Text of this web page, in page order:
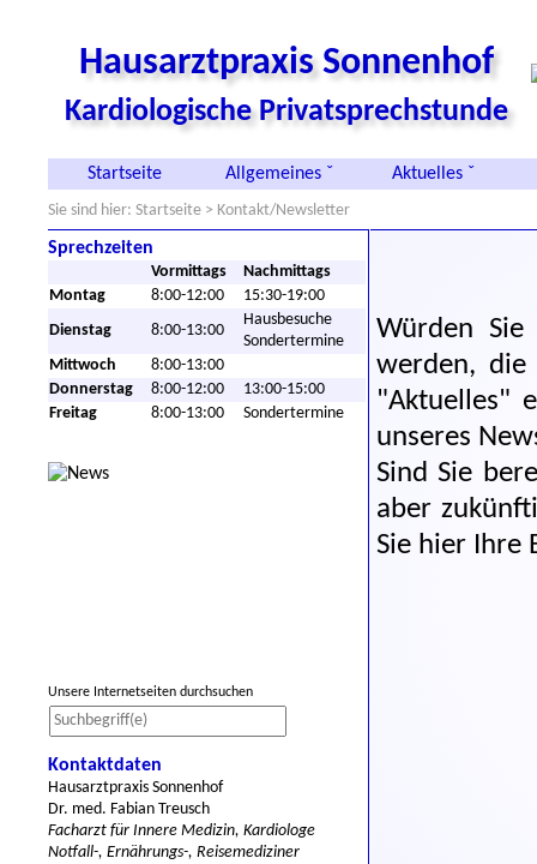
Hausarztpraxis Sonnenhof
Kardiologische Privatsprechstunde
Startseite Allgemeines ˇ Aktuelles ˇ
Sie sind hier: Startseite > Kontakt/Newsletter
Sprechzeiten
Vormittags
Nachmittags
Montag
8:00-12:00
15:30-19:00
Dienstag
8:00-13:00
Hausbesuche
Sondertermine
Mittwoch
8:00-13:00
Donnerstag
8:00-12:00
13:00-15:00
Freitag
8:00-13:00 Sondertermine
Unsere Internetseiten durchsuchen
Kontaktdaten
Hausarztpraxis Sonnenhof
Dr. med. Fabian Treusch
Facharzt für Innere Medizin, Kardiologe
Notfall-, Ernährungs-, Reisemediziner
Würden
werden,
"Aktuelles"
unseres
Sind Sie
aber
Sie hier Ihre